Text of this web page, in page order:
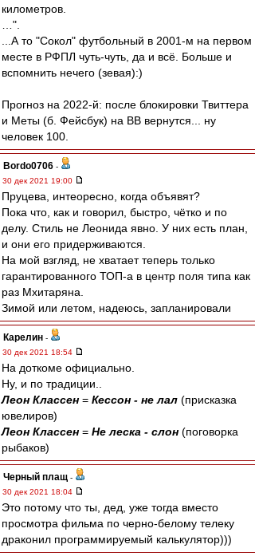
километров.
…".
...А то "Сокол" футбольный в 2001-м на первом
месте в РФПЛ чуть-чуть, да и всё. Больше и
вспомнить нечего (зевая):)
Прогноз на 2022-й: после блокировки Твиттера
и Меты (б. Фейсбук) на ВВ вернутся... ну
человек 100.
Bordo0706 -
30 дек 2021 19:00
Пруцева, интеоресно, когда объявят?
Пока что, как и говорил, быстро, чётко и по
делу. Стиль не Леонида явно. У них есть план,
и они его придерживаются.
На мой взгляд, не хватает теперь только
гарантированного ТОП-а в центр поля типа как
раз Мхитаряна.
Зимой или летом, надеюсь, запланировали
Карелин -
30 дек 2021 18:54
На доткоме официально.
Ну, и по традиции..
Леон Классен = Кессон - не лал (присказка
ювелиров)
Леон Классен = Не леска - слон (поговорка
рыбаков)
Черный плащ -
30 дек 2021 18:04
Это потому что ты, дед, уже тогда вместо
просмотра фильма по черно-белому телеку
драконил программируемый калькулятор)))